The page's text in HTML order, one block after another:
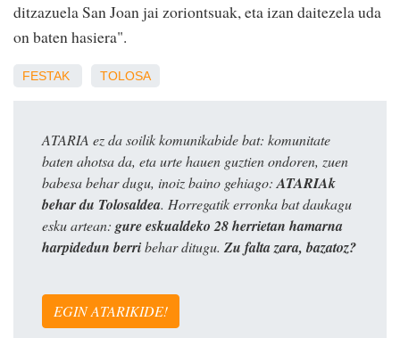
ditzazuela San Joan jai zoriontsuak, eta izan daitezela uda
on baten hasiera".
FESTAK TOLOSA
ATARIA ez da soilik komunikabide bat: komunitate
baten ahotsa da, eta urte hauen guztien ondoren, zuen
babesa behar dugu, inoiz baino gehiago: ATARIAk
behar du Tolosaldea. Horregatik erronka bat daukagu
esku artean: gure eskualdeko 28 herrietan hamarna
harpidedun berribehar ditugu. Zu falta zara, bazatoz?
EGIN ATARIKIDE!